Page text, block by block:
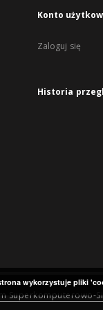
Konto
Zaloguj się
Historia
Superkomputerowo-
wykorzystuje pliki